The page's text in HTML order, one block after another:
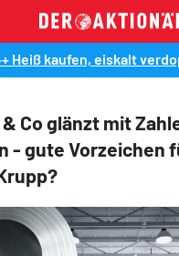
Heiß kaufen, eiskalt
Co glänzt mit
- gute Vorzeichen